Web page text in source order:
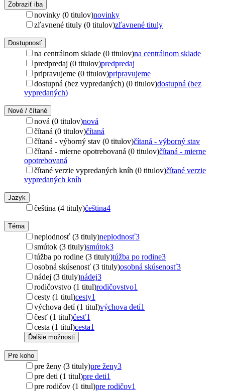
Zobraziť iba
novinky (0 titulov)novinky
zľavnené tituly (0 titulov)zľavnené tituly
Dostupnosť
na centrálnom sklade (0 titulov)na centrálnom sklade
predpredaj (0 titulov)predpredaj
pripravujeme (0 titulov)pripravujeme
dostupná (bez vypredaných) (0 titulov)dostupná (bez
vypredaných)
Nové / čítané
nová (0 titulov)nová
čítaná (0 titulov)čítaná
čítaná - výborný stav (0 titulov)čítaná - výborný stav
čítaná - mierne opotrebovaná (0 titulov)čítaná - mierne
opotrebovaná
čítané verzie vypredaných kníh (0 titulov)čítané verzie
vypredaných kníh
Jazyk
čeština (4 tituly)čeština4
Téma
neplodnosť (3 tituly)neplodnosť3
smútok (3 tituly)smútok3
túžba po rodine (3 tituly)túžba po rodine3
osobná skúsenosť (3 tituly)osobná skúsenosť3
nádej (3 tituly)nádej3
rodičovstvo (1 titul)rodičovstvo1
cesty (1 titul)cesty1
výchova detí (1 titul)výchova detí1
česť (1 titul)česť1
cesta (1 titul)cesta1
Ďalšie možnosti
Pre koho
pre ženy (3 tituly)pre ženy3
pre deti (1 titul)pre deti1
pre rodičov (1 titul)pre rodičov1